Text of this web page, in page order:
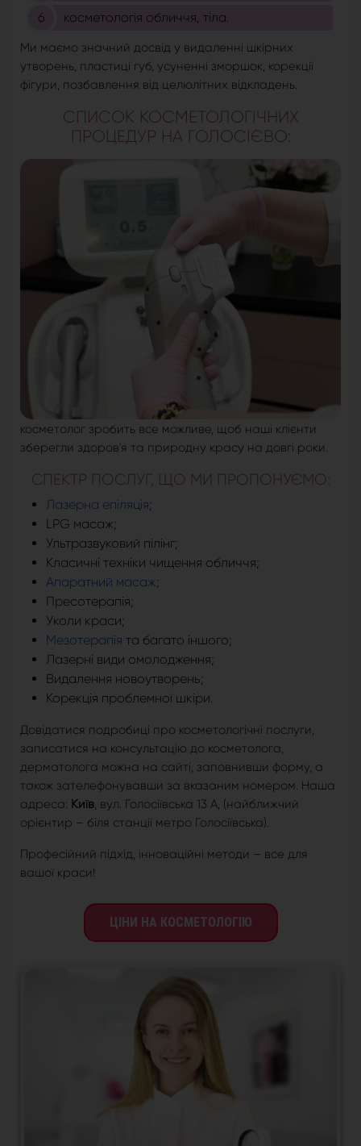
косметологія обличчя, тіла.
Ми маємо значний досвід у видаленні шкірних
утворень, пластиці губ, усуненні зморшок, корекції
фігури, позбавлення від целюлітних відкладень.
СПИСОК КОСМЕТОЛОГІЧНИХ
ПРОЦЕДУР НА ГОЛОСІЄВО:
косметолог зробить все можливе, щоб наші клієнти
зберегли здоров'я та природну красу на довгі роки.
СПЕКТР ПОСЛУГ, ЩО МИ ПРОПОНУЄМО:
Лазерна епіляція;
LPG масаж;
Ультразвуковий пілінг;
Класичні техніки чищення обличчя;
Апаратний масаж;
Пресотерапія;
Уколи краси;
Мезотерапія та багато іншого;
Лазерні види омолодження;
Видалення новоутворень;
Корекція проблемної шкіри.
Довідатися подробиці про косметологічні послуги,
записатися на консультацію до косметолога,
дерматолога можна на сайті, заповнивши форму, а
також зателефонувавши за вказаним номером. Наша
адреса: Київ , вул. Голосіївська 13 А, (найближчий
орієнтир – біля станції метро Голосіївська).
Професійний підхід, інноваційні методи – все для
вашої краси!
ЦІНИ НА КОСМЕТОЛОГІЮ